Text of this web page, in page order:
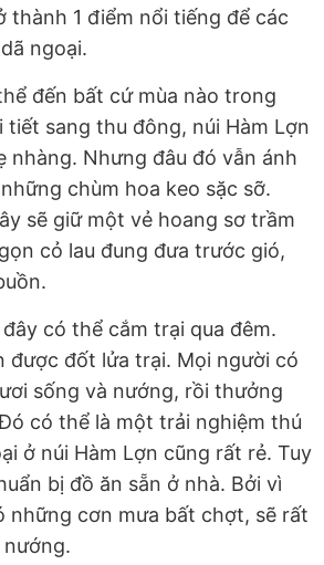
thành 1 điểm nổi tiếng để các
ngoại.
đến bất cứ mùa nào trong
tiết sang thu đông, núi Hàm Lợn
nhàng. Nhưng đâu đó vẫn ánh
chùm hoa keo sặc sỡ.
sẽ giữ một vẻ hoang sơ trầm
cỏ lau đung đưa trước gió,
có thể cắm trại qua đêm.
được đốt lửa trại. Mọi người có
sống và nướng, rồi thưởng
có thể là một trải nghiệm thú
ở núi Hàm Lợn cũng rất rẻ. Tuy
bị đồ ăn sẵn ở nhà. Bởi vì
những cơn mưa bất chợt, sẽ rất